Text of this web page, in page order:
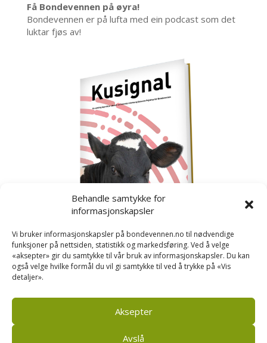
Behandle samtykke for
informasjonskapsler
Vi bruker informasjonskapsler på bondevennen.no til nødvendige
funksjoner på nettsiden, statistikk og markedsføring. Ved å velge
«aksepter» gir du samtykke til vår bruk av informasjonskapsler. Du kan
også velge hvilke formål du vil gi samtykke til ved å trykke på «Vis
detaljer».
Aksepter
Avslå
Få Bondevennen på øyra!
Bondevennen er på lufta med ein podcast som det
luktar fjøs av!
Kusignal